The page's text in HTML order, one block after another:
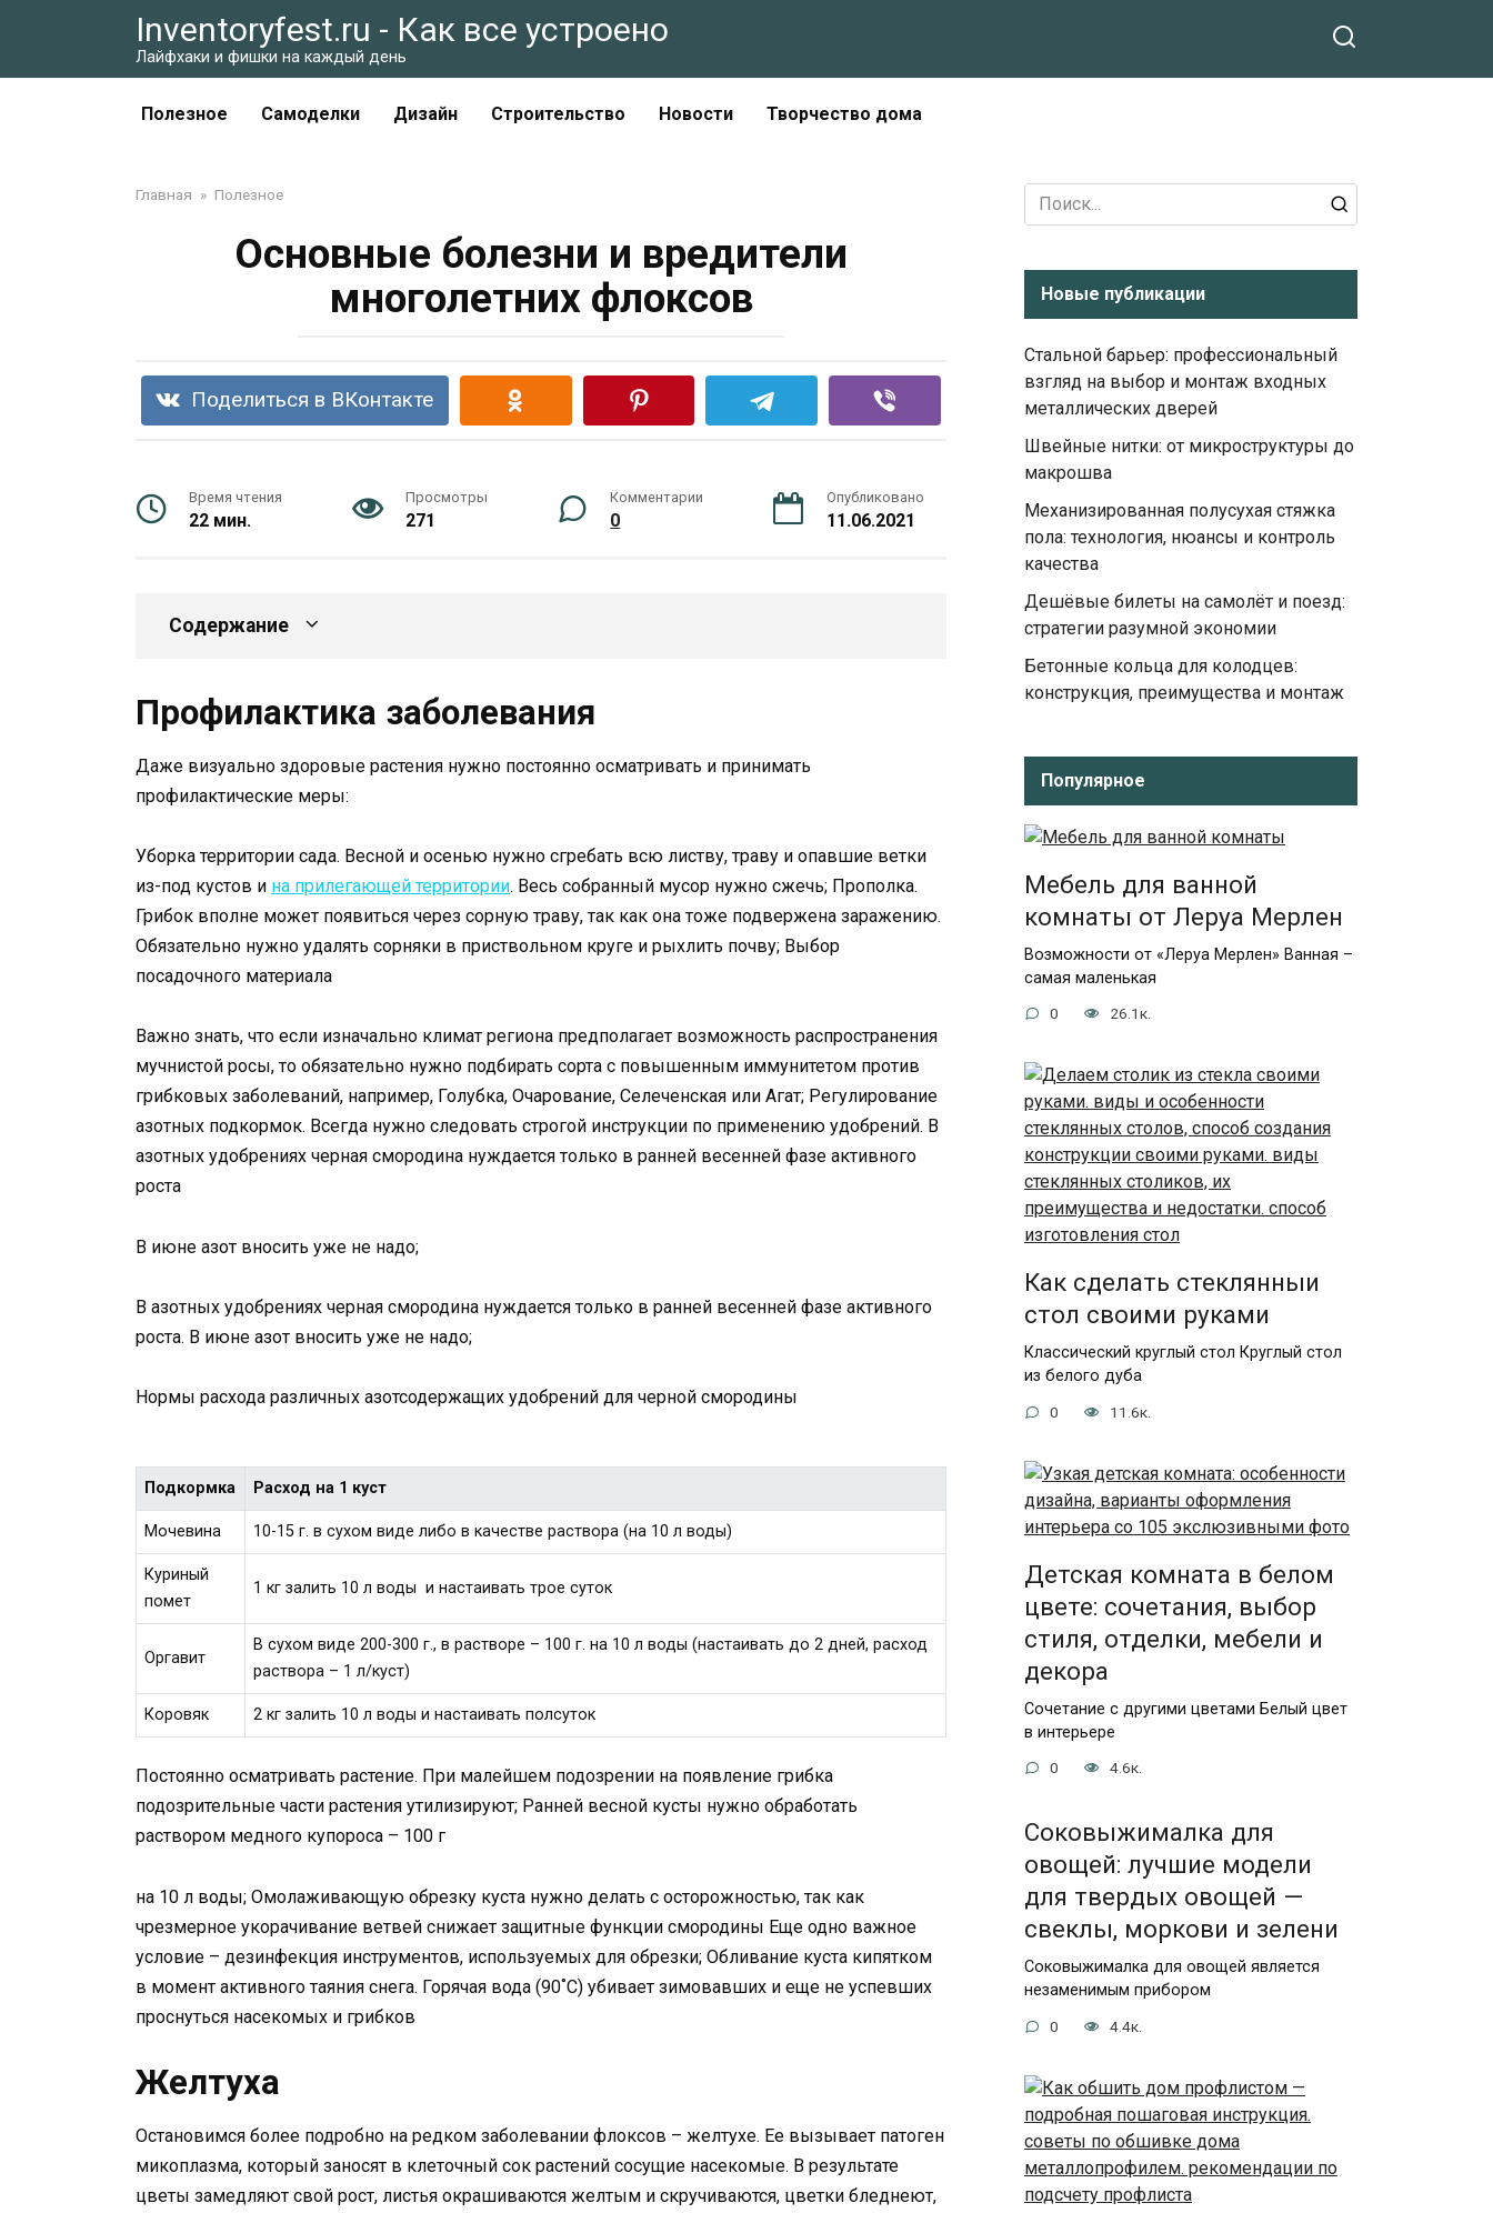
Inventoryfest.ru - Как все устроено
Лайфхаки и фишки на каждый день
Полезное Самоделки Дизайн Строительство Новости Творчество дома
Главная » Полезное
Основные болезни и вредители
многолетних флоксов
Поделиться в ВКонтакте
Время чтения
22 мин.
Просмотры
271
Комментарии
0
Опубликовано
11.06.2021
Содержание
Профилактика заболевания
Даже визуально здоровые растения нужно постоянно осматривать и принимать
профилактические меры:
Уборка территории сада. Весной и осенью нужно сгребать всю листву, траву и опавшие ветки
из-под кустов и на прилегающей территории. Весь собранный мусор нужно сжечь; Прополка.
Грибок вполне может появиться через сорную траву, так как она тоже подвержена заражению.
Обязательно нужно удалять сорняки в приствольном круге и рыхлить почву; Выбор
посадочного материала
Важно знать, что если изначально климат региона предполагает возможность распространения
мучнистой росы, то обязательно нужно подбирать сорта с повышенным иммунитетом против
грибковых заболеваний, например, Голубка, Очарование, Селеченская или Агат; Регулирование
азотных подкормок. Всегда нужно следовать строгой инструкции по применению удобрений. В
азотных удобрениях черная смородина нуждается только в ранней весенней фазе активного
роста
В июне азот вносить уже не надо;
В азотных удобрениях черная смородина нуждается только в ранней весенней фазе активного
роста. В июне азот вносить уже не надо;
Нормы расхода различных азотсодержащих удобрений для черной смородины
Подкормка Расход на 1 куст
Мочевина 10-15 г. в сухом виде либо в качестве раствора (на 10 л воды)
Куриный
помет
1 кг залить 10 л воды и настаивать трое суток
Оргавит
В сухом виде 200-300 г., в растворе – 100 г. на 10 л воды (настаивать до 2 дней, расход
раствора – 1 л/куст)
Коровяк 2 кг залить 10 л воды и настаивать полсуток
Постоянно осматривать растение. При малейшем подозрении на появление грибка
подозрительные части растения утилизируют; Ранней весной кусты нужно обработать
раствором медного купороса – 100 г
на 10 л воды; Омолаживающую обрезку куста нужно делать с осторожностью, так как
чрезмерное укорачивание ветвей снижает защитные функции смородины Еще одно важное
условие – дезинфекция инструментов, используемых для обрезки; Обливание куста кипятком
в момент активного таяния снега. Горячая вода (90˚C) убивает зимовавших и еще не успевших
проснуться насекомых и грибков
Желтуха
Остановимся более подробно на редком заболевании флоксов – желтухе. Ее вызывает патоген
микоплазма, который заносят в клеточный сок растений сосущие насекомые. В результате
цветы замедляют свой рост, листья окрашиваются желтым и скручиваются, цветки бледнеют,
Search
for:
Новые публикации
Стальной барьер: профессиональный
взгляд на выбор и монтаж входных
металлических дверей
Швейные нитки: от микроструктуры до
макрошва
Механизированная полусухая стяжка
пола: технология, нюансы и контроль
качества
Дешёвые билеты на самолёт и поезд:
стратегии разумной экономии
Бетонные кольца для колодцев:
конструкция, преимущества и монтаж
Популярное
Мебель для ванной
комнаты от Леруа Мерлен
Возможности от «Леруа Мерлен» Ванная –
самая маленькая
0 26.1к.
Как сделать стеклянныи
стол своими руками
Классический круглый стол Круглый стол
из белого дуба
0 11.6к.
Детская комната в белом
цвете: сочетания, выбор
стиля, отделки, мебели и
декора
Сочетание с другими цветами Белый цвет
в интерьере
0 4.6к.
Соковыжималка для
овощей: лучшие модели
для твердых овощей —
свеклы, моркови и зелени
Соковыжималка для овощей является
незаменимым прибором
0 4.4к.